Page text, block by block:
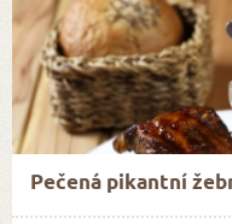
Pečená pikantní